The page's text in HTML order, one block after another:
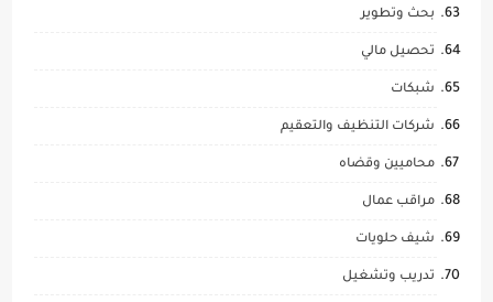
بحث وتطوير
تحصيل مالي
شبكات
شركات التنظيف والتعقيم
محاميين وقضاه
مراقب عمال
شيف حلويات
تدريب وتشغيل